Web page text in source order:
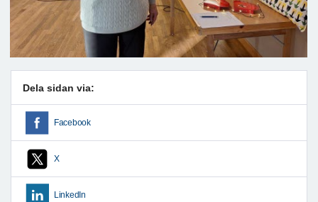
Dela sidan via:
Facebook
X
LinkedIn